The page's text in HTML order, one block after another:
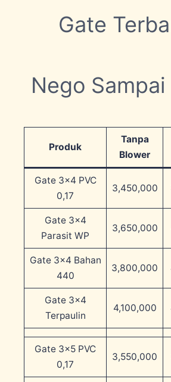
Gate
Nego Sampai
Produk
Tanpa
Blower
Gate 3×4 PVC
0,17
3,450,000
Gate 3×4
Parasit WP
3,650,000
Gate 3×4 Bahan
440
3,800,000
Gate 3×4
Terpaulin
4,100,000
Gate 3×5 PVC
0,17
3,550,000